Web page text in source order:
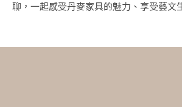
聊，一起感受丹麥家具的魅力、享受藝文